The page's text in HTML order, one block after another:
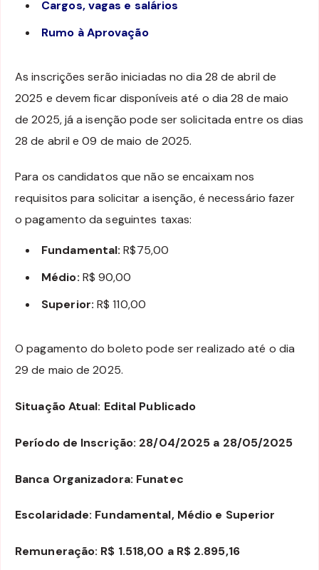
Cargos, vagas e salários
Rumo à Aprovação
As inscrições serão iniciadas no dia 28 de abril de
2025 e devem ficar disponíveis até o dia 28 de maio
de 2025, já a isenção pode ser solicitada entre os dias
28 de abril e 09 de maio de 2025.
Para os candidatos que não se encaixam nos
requisitos para solicitar a isenção, é necessário fazer
o pagamento da seguintes taxas:
Fundamental:R$75,00
Médio: R$ 90,00
Superior: R$ 110,00
O pagamento do boleto pode ser realizado até o dia
29 de maio de 2025.
Situação Atual: Edital Publicado
Período de Inscrição: 28/04/2025 a 28/05/2025
Banca Organizadora: Funatec
Escolaridade: Fundamental, Médio e Superior
Remuneração: R$ 1.518,00 a R$ 2.895,16